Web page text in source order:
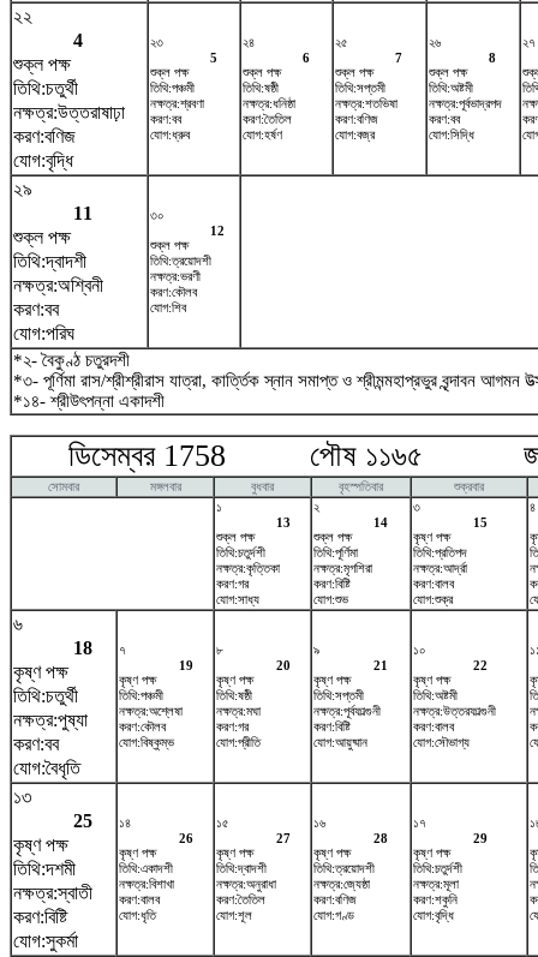
২২
4
শুক্ল পক্ষ
তিথি:চতুর্থী
নক্ষত্র:উত্তরাষাঢ়া
করণ:বণিজ
যোগ:বৃদ্ধি
২৩
5
শুক্ল পক্ষ
তিথি:পঞ্চমী
নক্ষত্র:শ্রবণা
করণ:বব
যোগ:ধ্রুব
২৪
6
শুক্ল পক্ষ
তিথি:ষষ্ঠী
নক্ষত্র:ধনিষ্ঠা
করণ:তৈতিল
যোগ:হর্ষণ
২৫
7
শুক্ল পক্ষ
তিথি:সপ্তমী
নক্ষত্র:শতভিষ‌া
করণ:বণিজ
যোগ:বজ্র
২৬
8
শুক্ল পক্ষ
তিথি:অষ্টমী
নক্ষত্র:পূর্বভাদ্রপদ
করণ:বব
যোগ:সিদ্ধি
২৭
২৯
11
শুক্ল পক্ষ
তিথি:দ্বাদশী
নক্ষত্র:অশ্বিনী
করণ:বব
যোগ:পরিঘ
৩০
12
শুক্ল পক্ষ
তিথি:ত্রয়োদশী
নক্ষত্র:ভরণী
করণ:কৌলব
যোগ:শিব
*২- বৈকুণ্ঠ চতুরদশী
*৩- পূর্ণিমা রাস/শ্রীশ্রীরাস যাত্রা, কার্ত্তিক স্নান সমাপ্ত ও শ্রীমন্মহাপ্রভুর বৃন্দাবন আগমন
*১৪- শ্রীউৎপন্না একাদশী
ডিসেম্বর 1758 পৌষ ১১৬৫
সোমবার মঙ্গলবার বুধবার বৃহস্পতিবার
শুক্রবার
১
13
শুক্ল পক্ষ
তিথি:চতুর্দশী
নক্ষত্র:কৃত্তিকা
করণ:গর
যোগ:সাধ্য
২
14
শুক্ল পক্ষ
তিথি:পূর্ণিমা
নক্ষত্র:মৃগশিরা
করণ:বিষ্টি
যোগ:শুভ
৩
15
কৃষ্ণ পক্ষ
তিথি:প্রতিপদ
নক্ষত্র:আর্দ্রা
করণ:বালব
যোগ:শুক্র
৪
৬
18
কৃষ্ণ পক্ষ
তিথি:চতুর্থী
নক্ষত্র:পুষ্যা
করণ:বব
যোগ:বৈধৃতি
৭
19
কৃষ্ণ পক্ষ
তিথি:পঞ্চমী
নক্ষত্র:অশ্লেষা
করণ:কৌলব
যোগ:বিষ্কুম্ভ
৮
20
কৃষ্ণ পক্ষ
তিথি:ষষ্ঠী
নক্ষত্র:মঘা
করণ:গর
যোগ:প্রীতি
৯
21
কৃষ্ণ পক্ষ
তিথি:সপ্তমী
নক্ষত্র:পূর্বফাল্গুনী
করণ:বিষ্টি
যোগ:আয়ুষ্মান
১০
22
কৃষ্ণ পক্ষ
তিথি:অষ্টমী
নক্ষত্র:উত্তরফাল্গুনী
করণ:বালব
যোগ:সৌভাগ্য
১৩
25
কৃষ্ণ পক্ষ
তিথি:দশমী
নক্ষত্র:স্বাতী
করণ:বিষ্টি
যোগ:সুকর্মা
১৪
26
কৃষ্ণ পক্ষ
তিথি:একাদশী
নক্ষত্র:বিশাখা
করণ:বালব
যোগ:ধৃতি
১৫
27
কৃষ্ণ পক্ষ
তিথি:দ্বাদশী
নক্ষত্র:অনুরাধা
করণ:তৈতিল
যোগ:শূল
১৬
28
কৃষ্ণ পক্ষ
তিথি:ত্রয়োদশী
নক্ষত্র:জ্যেষ্ঠা
করণ:বণিজ
যোগ:গণ্ড
১৭
29
কৃষ্ণ পক্ষ
তিথি:চতুর্দশী
নক্ষত্র:মূলা
করণ:শকুনি
যোগ:বৃদ্ধি